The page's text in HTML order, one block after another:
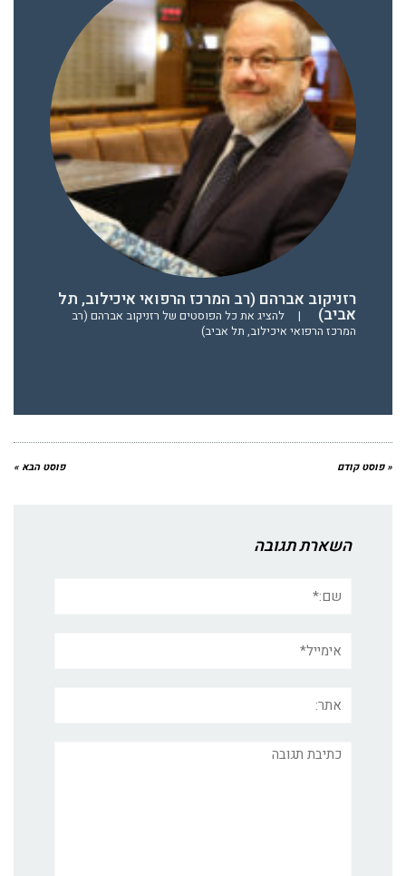
רזניקוב אברהם (רב המרכז הרפואי איכילוב, תל
אביב) |
להציג את כל הפוסטים של רזניקוב אברהם (רב
המרכז הרפואי איכילוב, תל אביב)
« פוסט קודם פוסט הבא »
השארת תגובה
תגובה